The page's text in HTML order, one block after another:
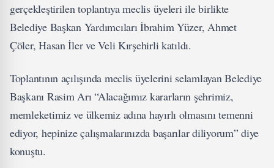
gerçekleştirilen toplantıya meclis üyeleri ile birlikte
Belediye Başkan Yardımcıları İbrahim Yüzer, Ahmet
Çöler, Hasan İler ve Veli Kırşehirli katıldı.
Toplantının açılışında meclis üyelerini selamlayan Belediye
Başkanı Rasim Arı “Alacağımız kararların şehrimiz,
memleketimiz ve ülkemiz adına hayırlı olmasını temenni
ediyor, hepinize çalışmalarınızda başarılar diliyorum” diye
konuştu.